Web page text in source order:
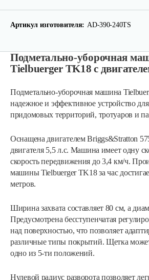
Артикул изготовителя: AD-390-240TS
Подметально-уборочная
Tielbuerger TK18 с
Подметально-уборочная машина
надежное и эффективное устройство
придомовых территорий, тротуаров и
Оснащена двигателем Briggs&Stratton
двигателя 5,5 л.с. Машина имеет одну
скорость передвижения до 3,4 км/ч.
машины Tielbuerger TK18 за час
метров.
Ширина захвата составляет 80 см, а
Предусмотрена бесступенчатая
над поверхностью, что позволяет
различные типы покрытий. Щетка
одно из 5-ти положений.
Нулевой радиус разворота позволяет